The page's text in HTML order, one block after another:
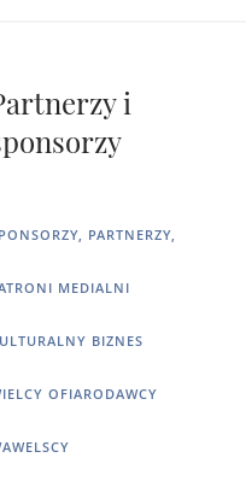
i
PARTNERZY,
MEDIALNI
BIZNES
OFIARODAWCY